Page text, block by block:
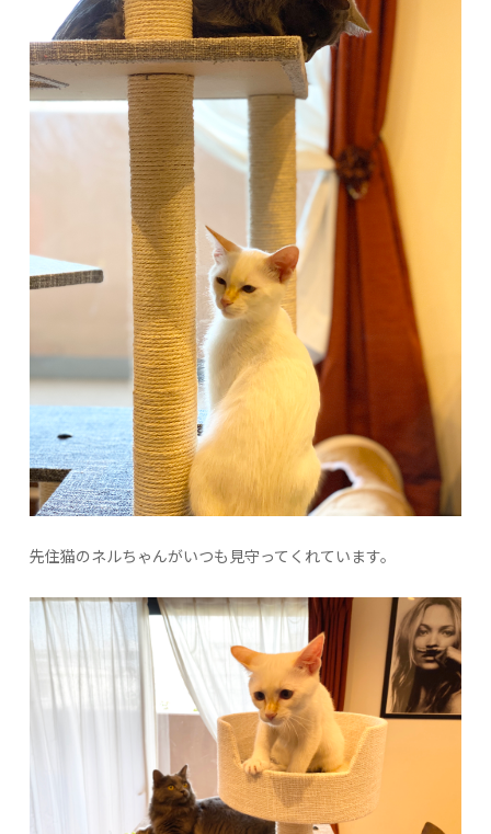
先住猫のネルちゃんがいつも見守ってくれています。